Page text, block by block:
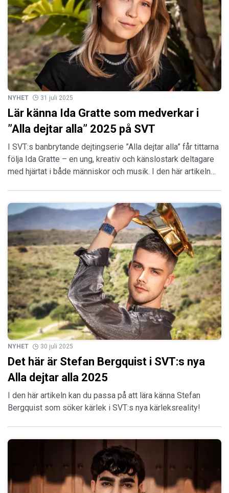
NYHET 31 juli 2025
Lär känna Ida Gratte som medverkar i
”Alla dejtar alla” 2025 på SVT
I SVT:s banbrytande dejtingserie ”Alla dejtar alla” får tittarna
följa Ida Gratte – en ung, kreativ och känslostark deltagare
med hjärtat i både människor och musik. I den här artikeln…
NYHET 30 juli 2025
Det här är Stefan Bergquist i SVT:s nya
Alla dejtar alla 2025
I den här artikeln kan du passa på att lära känna Stefan
Bergquist som söker kärlek i SVT:s nya kärleksreality!